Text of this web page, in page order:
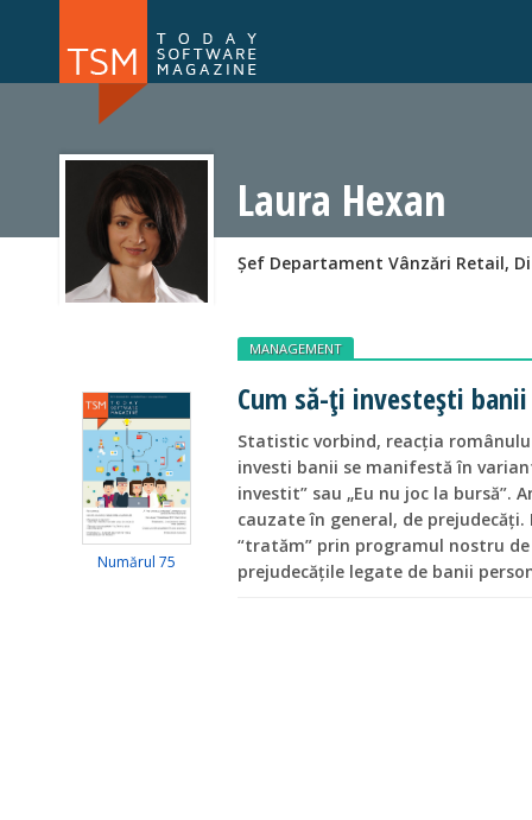
NOU
Laura Hexan
Șef Departament Vânzări Retail,
Numărul 75
MANAGEMENT
Cum să-ți investești
Statistic vorbind, reacția
investi banii se manifestă în
investit” sau „Eu nu joc la bursă”.
cauzate în general, de prejudecăți.
“tratăm” prin programul nostru
prejudecățile legate de banii